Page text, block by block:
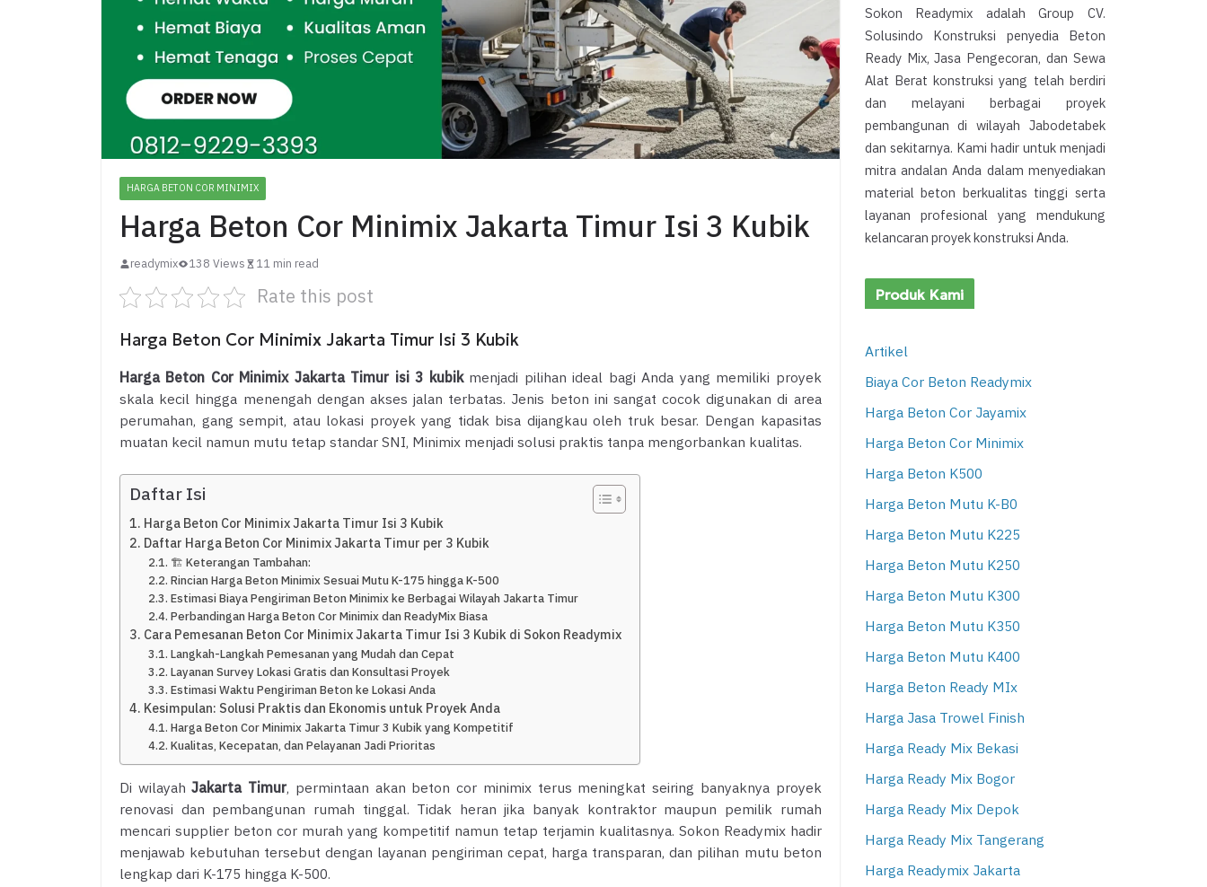
HARGA BETON COR MINIMIX
Harga Beton Cor Minimix Jakarta Timur Isi 3 Kubik
readymix 138 Views 11 min read
Rate this post
Harga Beton Cor Minimix Jakarta Timur Isi 3 Kubik
Harga Beton Cor Minimix Jakarta Timur isi 3 kubikmenjadi pilihan ideal bagi Anda yang memiliki proyek
skala kecil hingga menengah dengan akses jalan terbatas. Jenis beton ini sangat cocok digunakan di area
perumahan, gang sempit, atau lokasi proyek yang tidak bisa dijangkau oleh truk besar. Dengan kapasitas
muatan kecil namun mutu tetap standar SNI, Minimix menjadi solusi praktis tanpa mengorbankan kualitas.
Daftar Isi
Harga Beton Cor Minimix Jakarta Timur Isi 3 Kubik
Daftar Harga Beton Cor Minimix Jakarta Timur per 3 Kubik
🏗️ Keterangan Tambahan:
Rincian Harga Beton Minimix Sesuai Mutu K-175 hingga K-500
Estimasi Biaya Pengiriman Beton Minimix ke Berbagai Wilayah Jakarta Timur
Perbandingan Harga Beton Cor Minimix dan ReadyMix Biasa
Cara Pemesanan Beton Cor Minimix Jakarta Timur Isi 3 Kubik di Sokon Readymix
Langkah-Langkah Pemesanan yang Mudah dan Cepat
Layanan Survey Lokasi Gratis dan Konsultasi Proyek
Estimasi Waktu Pengiriman Beton ke Lokasi Anda
Kesimpulan: Solusi Praktis dan Ekonomis untuk Proyek Anda
Harga Beton Cor Minimix Jakarta Timur 3 Kubik yang Kompetitif
Kualitas, Kecepatan, dan Pelayanan Jadi Prioritas
Di wilayahJakarta Timur, permintaan akan beton cor minimix terus meningkat seiring banyaknya proyek
renovasi dan pembangunan rumah tinggal. Tidak heran jika banyak kontraktor maupun pemilik rumah
mencari supplier beton cor murah yang kompetitif namun tetap terjamin kualitasnya. Sokon Readymix hadir
menjawab kebutuhan tersebut dengan layanan pengiriman cepat, harga transparan, dan pilihan mutu beton
lengkap dari K-175 hingga K-500.
Sokon Readymix adalah Group CV.
Solusindo Konstruksi penyedia Beton
Ready Mix, Jasa Pengecoran, dan Sewa
Alat Berat konstruksi yang telah berdiri
dan melayani berbagai proyek
pembangunan di wilayah Jabodetabek
dan sekitarnya. Kami hadir untuk menjadi
mitra andalan Anda dalam menyediakan
material beton berkualitas tinggi serta
layanan profesional yang mendukung
kelancaran proyek konstruksi Anda.
Produk Kami
Artikel
Biaya Cor Beton Readymix
Harga Beton Cor Jayamix
Harga Beton Cor Minimix
Harga Beton K500
Harga Beton Mutu K-B0
Harga Beton Mutu K225
Harga Beton Mutu K250
Harga Beton Mutu K300
Harga Beton Mutu K350
Harga Beton Mutu K400
Harga Beton Ready MIx
Harga Jasa Trowel Finish
Harga Ready Mix Bekasi
Harga Ready Mix Bogor
Harga Ready Mix Depok
Harga Ready Mix Tangerang
Harga Readymix Jakarta